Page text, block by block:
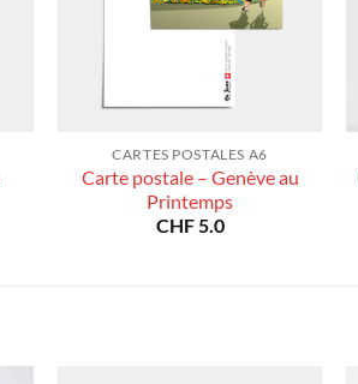
CARTES POSTALES A6
Carte postale – Genève au
Printemps
CHF5.0